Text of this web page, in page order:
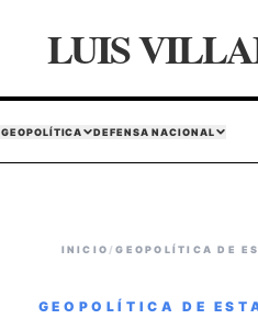
LUIS
GEOPOLÍTICA DEFENSA NACIONAL
INICIO /GEOPOLÍTICA DE
GEOPOLÍTICA DE